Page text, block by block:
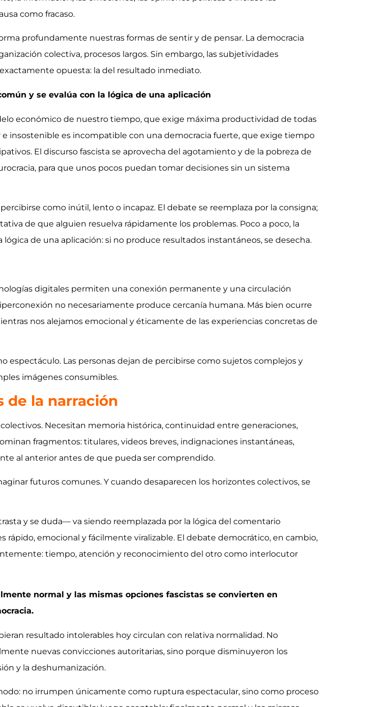
como fracaso.
profundamente nuestras formas de sentir y de pensar. La democracia
colectiva, procesos largos. Sin embargo, las subjetividades
opuesta: la del resultado inmediato.
y se evalúa con la lógica de una aplicación
económico de nuestro tiempo, que exige máxima productividad de todas
insostenible es incompatible con una democracia fuerte, que exige tiempo
El discurso fascista se aprovecha del agotamiento y de la pobreza de
para que unos pocos puedan tomar decisiones sin un sistema
como inútil, lento o incapaz. El debate se reemplaza por la consigna;
de que alguien resuelva rápidamente los problemas. Poco a poco, la
de una aplicación: si no produce resultados instantáneos, se desecha.
digitales permiten una conexión permanente y una circulación
no necesariamente produce cercanía humana. Más bien ocurre
nos alejamos emocional y éticamente de las experiencias concretas de
espectáculo. Las personas dejan de percibirse como sujetos complejos y
imágenes consumibles.
de la narración
Necesitan memoria histórica, continuidad entre generaciones,
fragmentos: titulares, videos breves, indignaciones instantáneas,
al anterior antes de que pueda ser comprendido.
futuros comunes. Y cuando desaparecen los horizontes colectivos, se
y se duda— va siendo reemplazada por la lógica del comentario
emocional y fácilmente viralizable. El debate democrático, en cambio,
tiempo, atención y reconocimiento del otro como interlocutor
normal y las mismas opciones fascistas se convierten en
resultado intolerables hoy circulan con relativa normalidad. No
nuevas convicciones autoritarias, sino porque disminuyeron los
y la deshumanización.
no irrumpen únicamente como ruptura espectacular, sino como proceso